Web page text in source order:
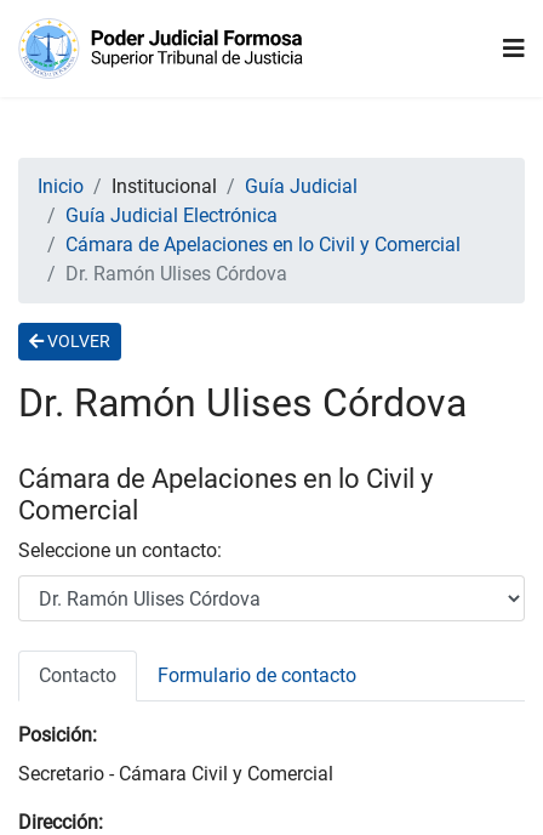
Inicio Institucional
Guía Judicial
Guía Judicial Electrónica
Cámara de Apelaciones en lo Civil y Comercial
Dr. Ramón Ulises Córdova
VOLVER
Dr. Ramón Ulises Córdova
Cámara de Apelaciones en lo Civil y
Comercial
Seleccione un contacto:
Contacto Formulario de contacto
Posición:
Secretario - Cámara Civil y Comercial
Dirección: